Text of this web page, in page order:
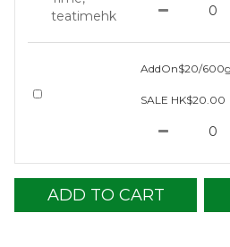
AddOn$20/600g
SALE HK$20.00
ADD TO CART